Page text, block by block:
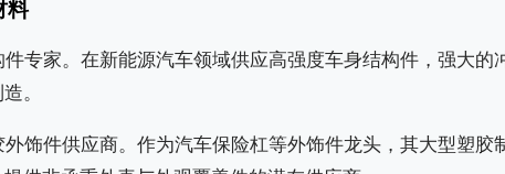
料
件专家。在新能源汽车领域供应高强度车身结构件，强大的
。
外饰件供应商。作为汽车保险杠等外饰件龙头，其大型塑胶